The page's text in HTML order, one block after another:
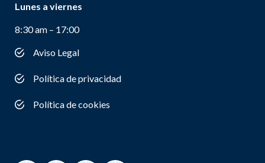
Lunes a viernes
8:30 am – 17:00
Aviso Legal
Política de privacidad
Política de cookies